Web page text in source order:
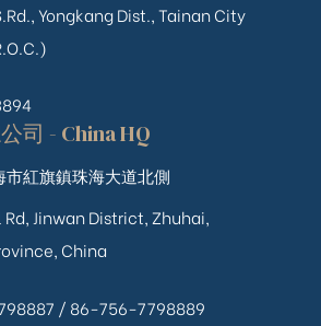
Yongkang Dist., Tainan City
司 - China HQ
紅旗鎮珠海大道北側
Jinwan District, Zhuhai,
China
/ 86-756-7798889